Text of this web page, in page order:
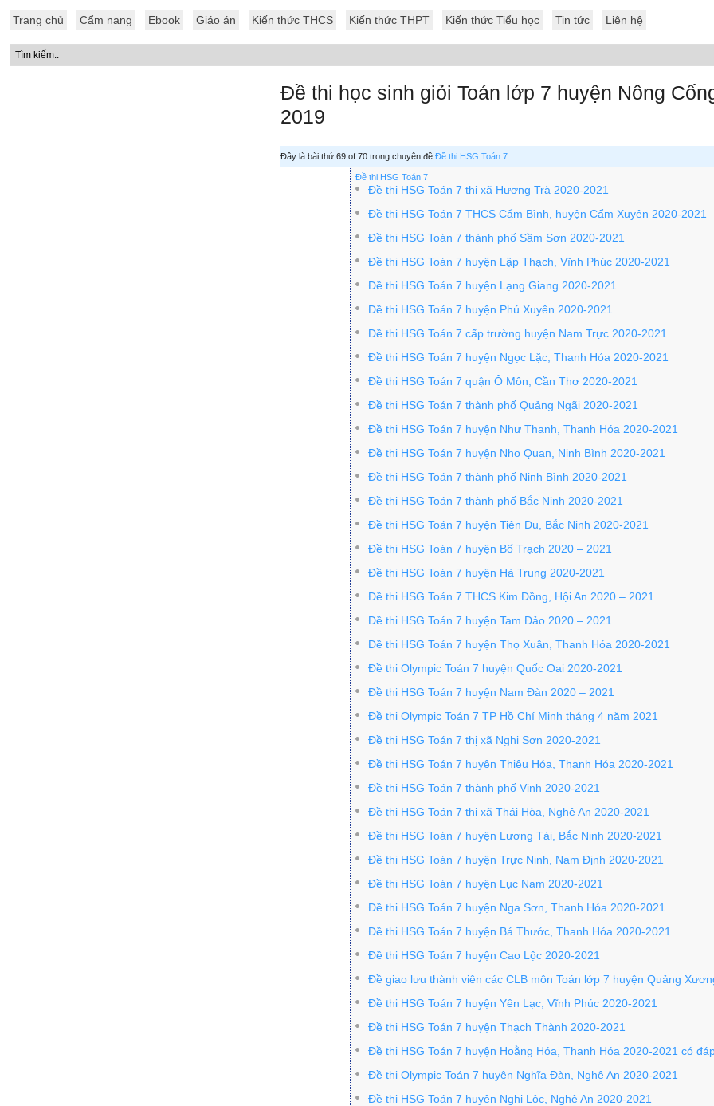
Trang chủ Cẩm nang Ebook Giáo án Kiến thức THCS Kiến thức THPT Kiến thức Tiểu học Tin tức Liên hệ
Đề thi học sinh giỏi Toán lớp 7 huyện Nông
2019
Đây là bài thứ 69 of 70 trong chuyên đề Đề thi HSG Toán 7
Đề thi HSG Toán 7
Đề thi HSG Toán 7 thị xã Hương Trà 2020-2021
Đề thi HSG Toán 7 THCS Cẩm Bình, huyện Cẩm Xuyên 2020-2021
Đề thi HSG Toán 7 thành phố Sầm Sơn 2020-2021
Đề thi HSG Toán 7 huyện Lập Thạch, Vĩnh Phúc 2020-2021
Đề thi HSG Toán 7 huyện Lạng Giang 2020-2021
Đề thi HSG Toán 7 huyện Phú Xuyên 2020-2021
Đề thi HSG Toán 7 cấp trường huyện Nam Trực 2020-2021
Đề thi HSG Toán 7 huyện Ngọc Lặc, Thanh Hóa 2020-2021
Đề thi HSG Toán 7 quận Ô Môn, Cần Thơ 2020-2021
Đề thi HSG Toán 7 thành phố Quảng Ngãi 2020-2021
Đề thi HSG Toán 7 huyện Như Thanh, Thanh Hóa 2020-2021
Đề thi HSG Toán 7 huyện Nho Quan, Ninh Bình 2020-2021
Đề thi HSG Toán 7 thành phố Ninh Bình 2020-2021
Đề thi HSG Toán 7 thành phố Bắc Ninh 2020-2021
Đề thi HSG Toán 7 huyện Tiên Du, Bắc Ninh 2020-2021
Đề thi HSG Toán 7 huyện Bố Trạch 2020 – 2021
Đề thi HSG Toán 7 huyện Hà Trung 2020-2021
Đề thi HSG Toán 7 THCS Kim Đồng, Hội An 2020 – 2021
Đề thi HSG Toán 7 huyện Tam Đảo 2020 – 2021
Đề thi HSG Toán 7 huyện Thọ Xuân, Thanh Hóa 2020-2021
Đề thi Olympic Toán 7 huyện Quốc Oai 2020-2021
Đề thi HSG Toán 7 huyện Nam Đàn 2020 – 2021
Đề thi Olympic Toán 7 TP Hồ Chí Minh tháng 4 năm 2021
Đề thi HSG Toán 7 thị xã Nghi Sơn 2020-2021
Đề thi HSG Toán 7 huyện Thiệu Hóa, Thanh Hóa 2020-2021
Đề thi HSG Toán 7 thành phố Vinh 2020-2021
Đề thi HSG Toán 7 thị xã Thái Hòa, Nghệ An 2020-2021
Đề thi HSG Toán 7 huyện Lương Tài, Bắc Ninh 2020-2021
Đề thi HSG Toán 7 huyện Trực Ninh, Nam Định 2020-2021
Đề thi HSG Toán 7 huyện Lục Nam 2020-2021
Đề thi HSG Toán 7 huyện Nga Sơn, Thanh Hóa 2020-2021
Đề thi HSG Toán 7 huyện Bá Thước, Thanh Hóa 2020-2021
Đề thi HSG Toán 7 huyện Cao Lộc 2020-2021
Đề giao lưu thành viên các CLB môn Toán lớp 7 huyện Quảng
Đề thi HSG Toán 7 huyện Yên Lạc, Vĩnh Phúc 2020-2021
Đề thi HSG Toán 7 huyện Thạch Thành 2020-2021
Đề thi HSG Toán 7 huyện Hoằng Hóa, Thanh Hóa 2020-2021 có
Đề thi Olympic Toán 7 huyện Nghĩa Đàn, Nghệ An 2020-2021
Đề thi HSG Toán 7 huyện Nghi Lộc, Nghệ An 2020-2021